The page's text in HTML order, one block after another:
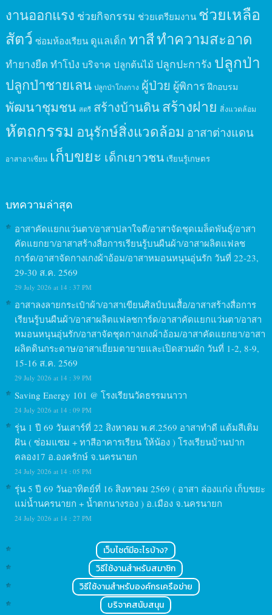
งานออกแรง ช่วยกิจกรรม ช่วยเตรียมงาน ช่วยเหลือ
สัตว์ ซ่อมห้องเรียน ดูแลเด็ก ทาสีทำความสะอาด
ทำยางยืด ทำโป่ง บริจาค ปลูกต้นไม้ ปลูกปะการัง ปลูกป่า
ปลูกป่าชายเลน ปลูกป่าโกงกาง ผู้ป่วย ผู้พิการ ฝึกอบรม
พัฒนาชุมชน สตรี สร้างบ้านดินสร้างฝาย สิ่งแวดล้อม
หัตถกรรม อนุรักษ์สิ่งแวดล้อม อาสาต่างแดน
อาสาอาเซียน เก็บขยะ เด็กเยาวชน เรียนรู้เกษตร
บทความล่าสุด
อาสาคัดแยกแว่นตา/อาสาปลาใจดี/อาสาจัดชุดเมล็ดพันธุ์/อาสา
คัดแยกยา/อาสาสร้างสื่อการเรียนรู้บนผืนผ้า/อาสาผลิตแฟลช
การ์ด/อาสาจัดกางเกงผ้าอ้อม/อาสาหมอนหนุนอุ่นรัก วันที่ 22-23,
29-30 ส.ค. 2569
29 July 2026 at 14 : 37 PM
อาสาลงลายกระเป๋าผ้า/อาสาเขียนศิลป์บนเสื้อ/อาสาสร้างสื่อการ
เรียนรู้บนผืนผ้า/อาสาผลิตแฟลชการ์ด/อาสาคัดแยกแว่นตา/อาสา
หมอนหนุนอุ่นรัก/อาสาจัดชุดกางเกงผ้าอ้อม/อาสาคัดแยกยา/อาสา
ผลิตดินกระดาษ/อาสาเยี่ยมตายายและเปิดสวนผัก วันที่ 1-2, 8-9,
15-16 ส.ค. 2569
29 July 2026 at 14 : 39 PM
Saving Energy 101 @ โรงเรียนวัดธรรมนาวา
24 July 2026 at 14 : 09 PM
รุ่น 1 ปี 69 วันเสาร์ที่ 22 สิงหาคม พ.ศ.2569 อาสาทำดี แต้มสีเติม
ฝัน ( ซ่อมแซม + ทาสีอาคารเรียน ให้น้อง ) โรงเรียนบ้านปาก
คลอง17 อ.องครักษ์ จ.นครนายก
24 July 2026 at 14 : 05 PM
รุ่น 5 ปี 69 วันอาทิตย์ที่ 16 สิงหาคม 2569 ( อาสา ล่องแก่ง เก็บขยะ
แม่น้ำนครนายก + น้ำตกนางรอง ) อ.เมือง จ.นครนายก
24 July 2026 at 14 : 27 PM
เว็บไซต์มีอะไรบ้าง?
วิธีใช้งานสำหรับสมาชิก
วิธีใช้งานสำหรับองค์กรเครือข่าย
บริจาคสนับสนุน